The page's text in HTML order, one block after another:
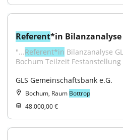
Referent*in Bilanzanalyse
"...Referent*in Bilanzanalyse
Bochum Teilzeit Festanstellung
GLS Gemeinschaftsbank e.G.
Bochum, Raum Bottrop
48.000,00 €